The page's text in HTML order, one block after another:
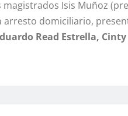
Isis Muñoz
domiciliario,
Read Estrella,